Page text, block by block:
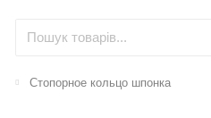
Стопорное кольцо шпонка